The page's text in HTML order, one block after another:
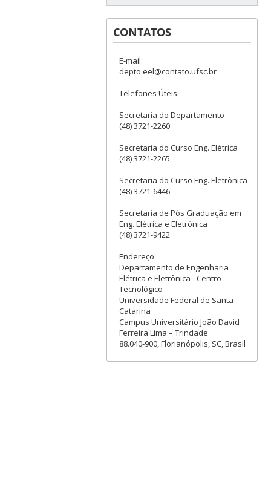
CONTATOS
E-mail:
depto.eel@contato.ufsc.br
Telefones Úteis:
Secretaria do Departamento
(48) 3721-2260
Secretaria do Curso Eng. Elétrica
(48) 3721-2265
Secretaria do Curso Eng. Eletrônica
(48) 3721-6446
Secretaria de Pós Graduação em
Eng. Elétrica e Eletrônica
(48) 3721-9422
Endereço:
Departamento de Engenharia
Elétrica e Eletrônica - Centro
Tecnológico
Universidade Federal de Santa
Catarina
Campus Universitário João David
Ferreira Lima – Trindade
88.040-900, Florianópolis, SC, Brasil